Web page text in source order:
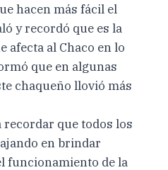
hacen más fácil el
y recordó que es la
afecta al Chaco en lo
que en algunas
chaqueño llovió más
que todos los
en brindar
funcionamiento de la